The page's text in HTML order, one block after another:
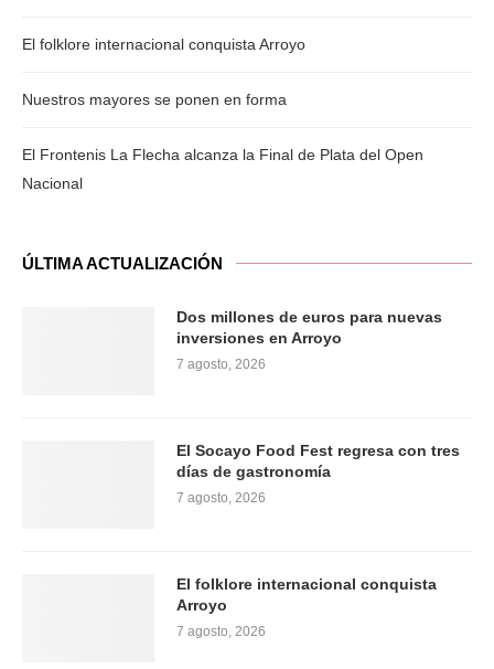
El folklore internacional conquista Arroyo
Nuestros mayores se ponen en forma
El Frontenis La Flecha alcanza la Final de Plata del Open
Nacional
ÚLTIMA ACTUALIZACIÓN
Dos millones de euros para nuevas
inversiones en Arroyo
7 agosto, 2026
El Socayo Food Fest regresa con tres
días de gastronomía
7 agosto, 2026
El folklore internacional conquista
Arroyo
7 agosto, 2026